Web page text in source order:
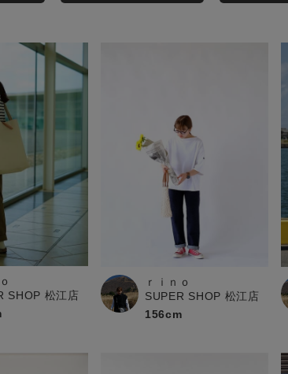
ご利用ガイド
ギフトラッピング
お問い合わせ
この条件で絞り込む
SHOP 松江店
ｒｉｎｏ
SUPER SHOP 松江店
156cm